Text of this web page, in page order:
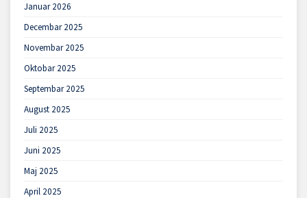
Januar 2026
Decembar 2025
Novembar 2025
Oktobar 2025
Septembar 2025
August 2025
Juli 2025
Juni 2025
Maj 2025
April 2025